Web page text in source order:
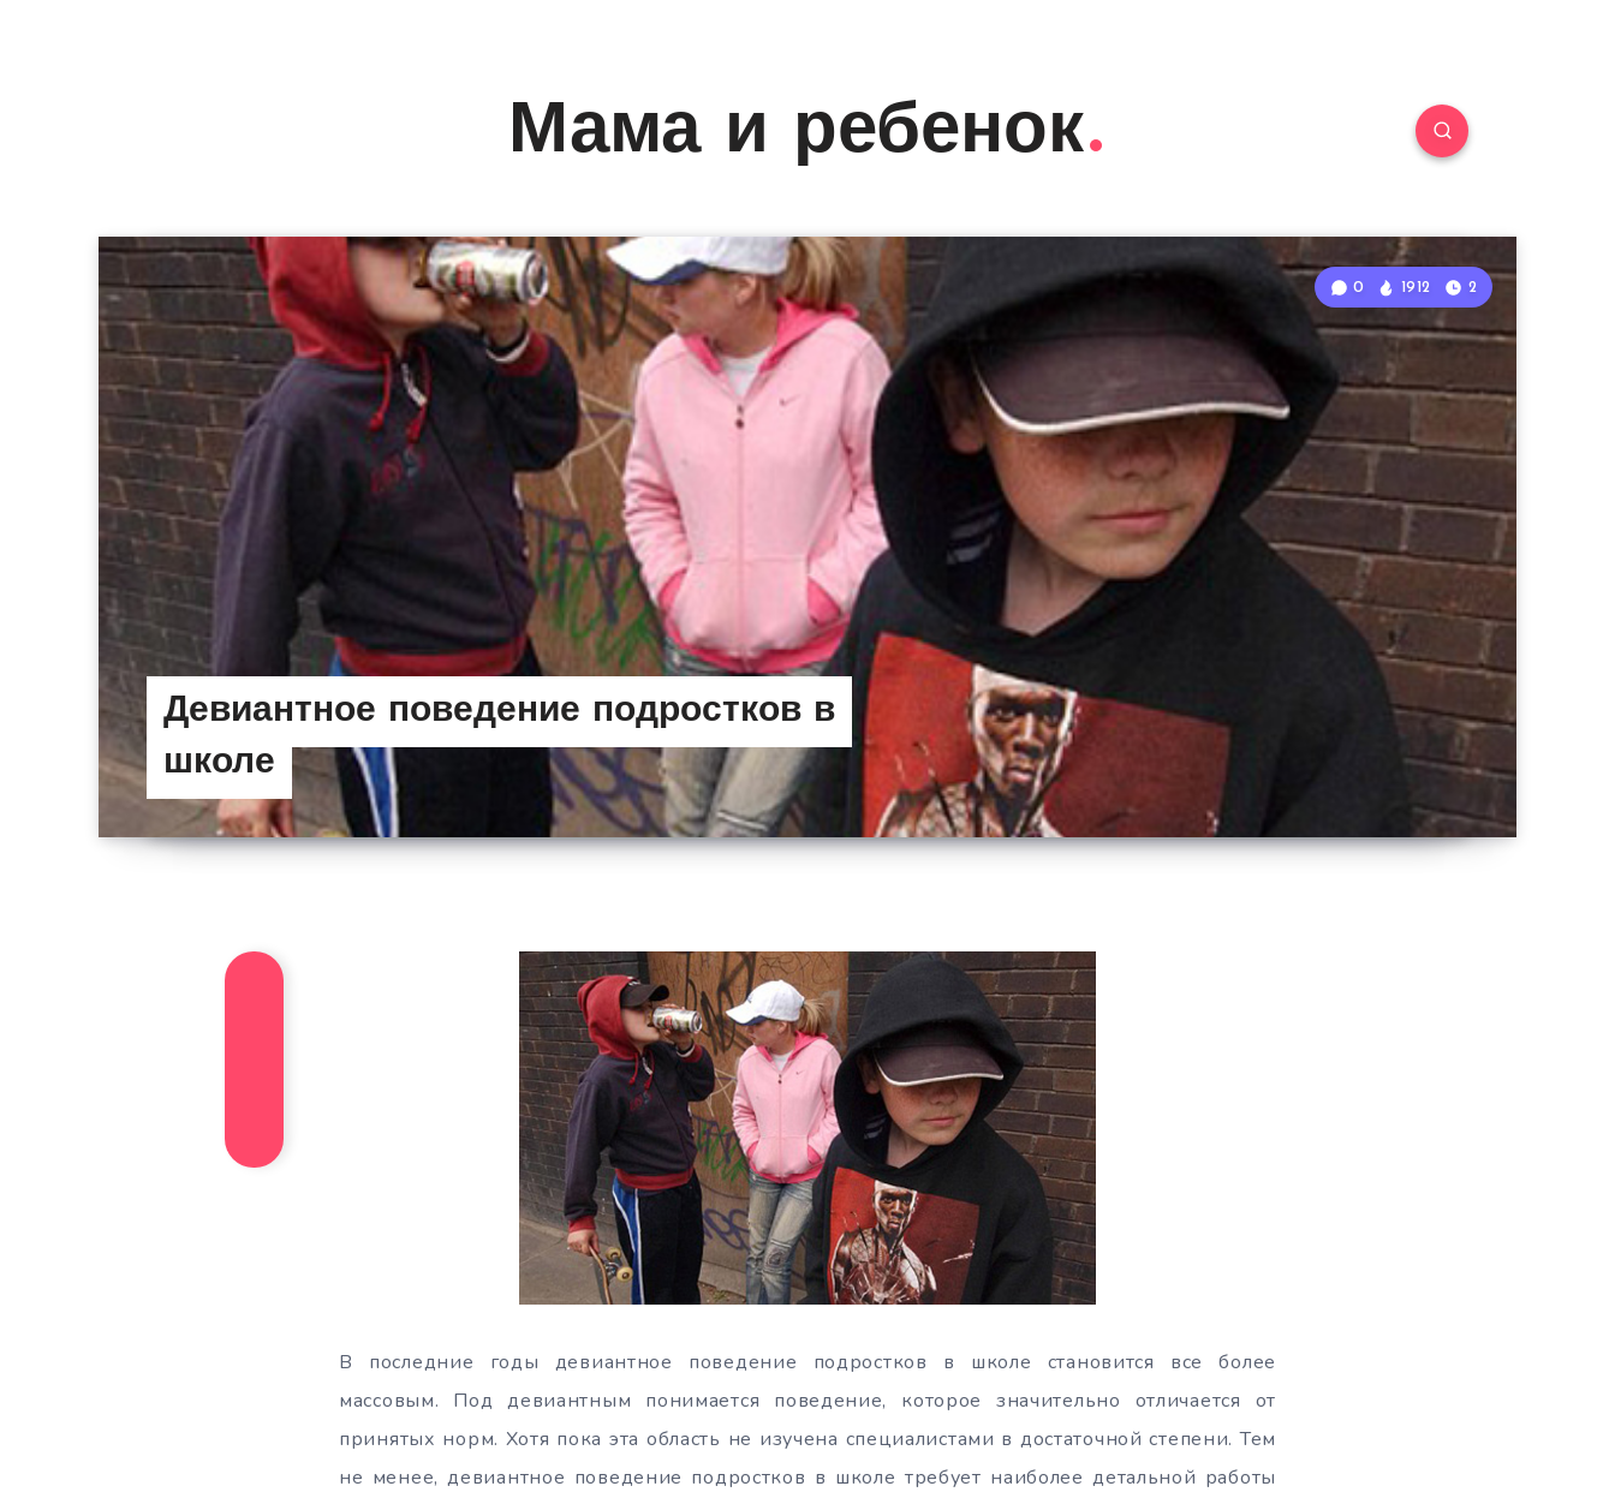
Мама и ребенок
Девиантное поведение подростков в
школе
0 1912 2
В последние годы девиантное поведение подростков в школе становится все более
массовым. Под девиантным понимается поведение, которое значительно отличается от
принятых норм. Хотя пока эта область не изучена специалистами в достаточной степени. Тем
не менее, девиантное поведение подростков в школе требует наиболее детальной работы